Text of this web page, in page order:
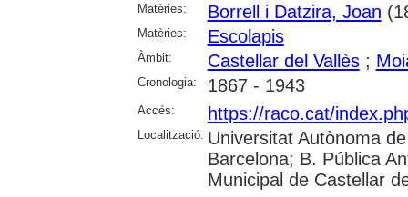
Matèries:
Borrell i Datzira, Joan
Matèries: Escolapis
Àmbit: Castellar del Vallès;
Cronologia: 1867 - 1943
Accés: https://raco.cat/
Localització: Universitat Autònoma
Barcelona; B. Pública
Municipal de Castellar